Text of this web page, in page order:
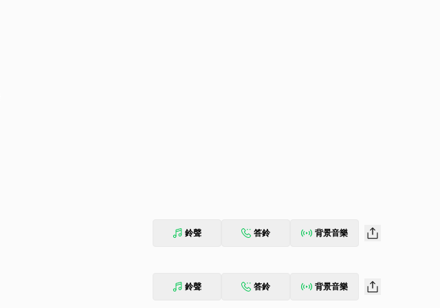
鈴聲 答鈴 背景音樂
鈴聲 答鈴 背景音樂